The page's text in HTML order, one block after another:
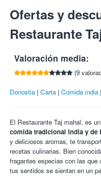
Nan (a elegir de la
Bebida (a elegir uno por
Refresco.
¡Prueba la mejor
Imprescindible presentar
C/ Río Deba, 2
20012 Donostia
Tlf: 943 509 000
por cada amigo que compre
Ofertas y
Restaurante
Valoración media:
(9
Donostia Carta Comida india
El Restaurante Taj mahal, es
comida tradicional India y de
y deliciosos aromas, te
recetas culinarias. Bien
fragantes especias con las
tus sentidos se sientan en un